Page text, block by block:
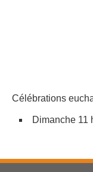
Célébrations
Dimanche 11